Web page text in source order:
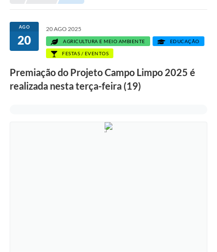
AGO
20
20 AGO 2025
AGRICULTURA E MEIO AMBIENTE EDUCAÇÃO
FESTAS / EVENTOS
Premiação do Projeto Campo Limpo 2025 é
realizada nesta terça-feira (19)